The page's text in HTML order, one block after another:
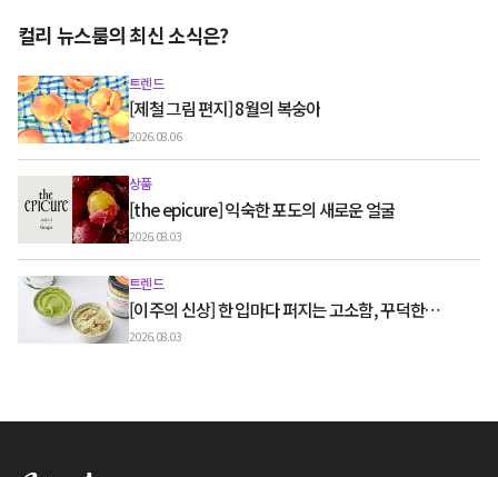
컬리 뉴스룸의 최신 소식은?
트렌드
[제철 그림 편지] 8월의 복숭아
2026.08.06
상품
[the epicure] 익숙한 포도의 새로운 얼굴
2026.08.03
트렌드
[이주의 신상] 한 입마다 퍼지는 고소함, 꾸덕한
그릭요거트와 우유 디저트
2026.08.03